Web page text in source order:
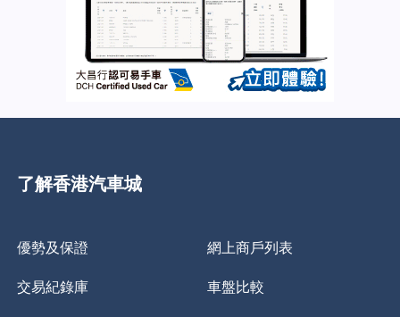
了解香港汽車城
優勢及保證 網上商戶列表
交易紀錄庫 車盤比較